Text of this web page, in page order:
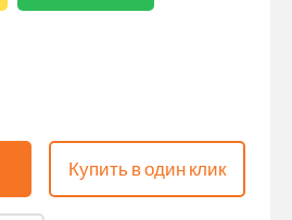
Купить в один клик